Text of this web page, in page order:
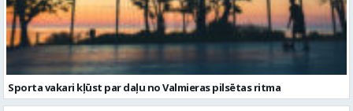
Sporta vakari kļūst par daļu no Valmieras pilsētas ritma